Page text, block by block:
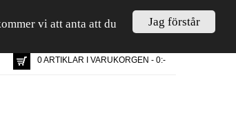
Jag förstår
vi att anta att du
0 ARTIKLAR I VARUKORGEN - 0:-